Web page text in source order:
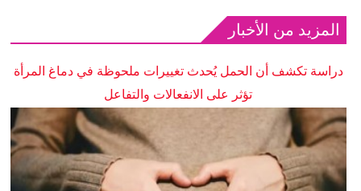
المزيد من الأخبار
دراسة تكشف أن الحمل يُحدث تغييرات ملحوظة في دماغ المرأة
تؤثر على الانفعالات والتفاعل